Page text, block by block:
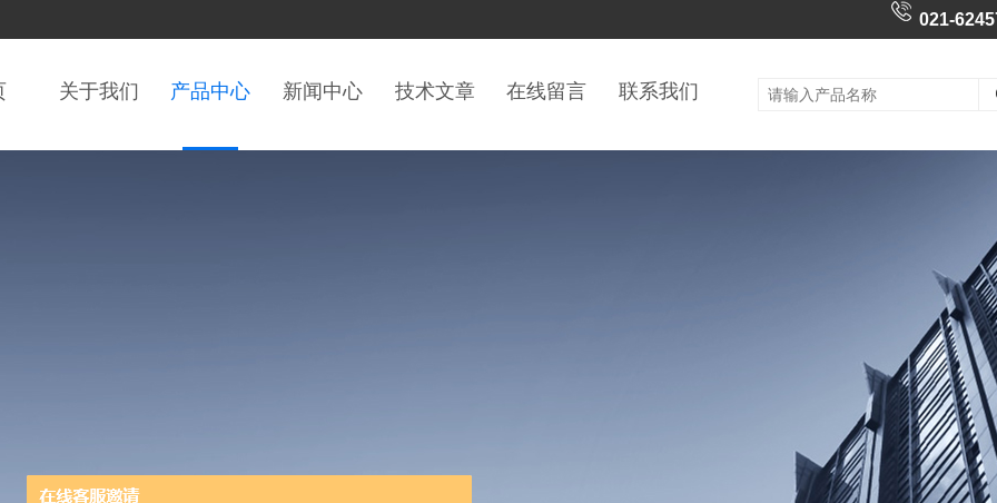
021-
关于我们 产品中心 新闻中心 技术文章 在线留言 联系我们